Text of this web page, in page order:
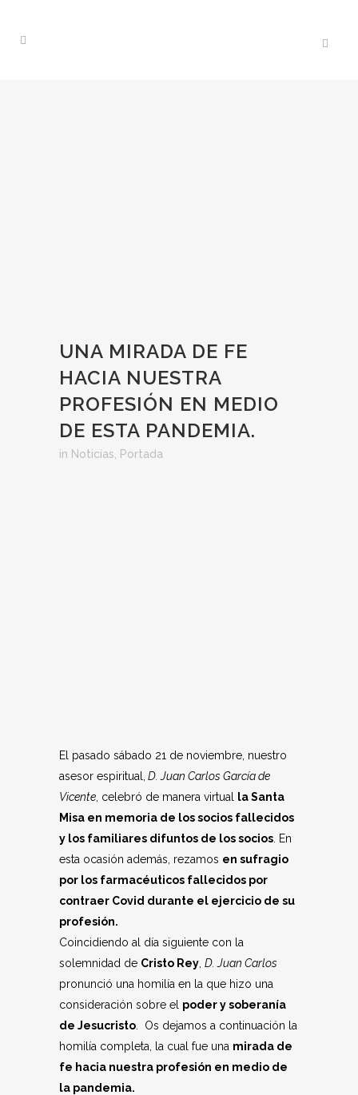
UNA MIRADA DE FE
HACIA NUESTRA
PROFESIÓN EN MEDIO
DE ESTA PANDEMIA.
in Noticias Portada
El pasado sábado 21 de noviembre, nuestro
asesor espiritual,
D. Juan Carlos García de
Vicente , celebró de manera virtual
la Santa
Misa en memoria de los socios fallecidos
y los familiares difuntos de los socios . En
esta ocasión además, rezamos en sufragio
por los farmacéuticos fallecidos por
contraer Covid durante el ejercicio de su
profesión.
Coincidiendo al día siguiente con la
solemnidad de Cristo Rey D. Juan Carlos
pronunció una homilía en la que hizo una
consideración sobre el poder y soberanía
de Jesucristo . Os dejamos a continuación la
homilía completa, la cual fue una mirada de
fe hacia nuestra profesión en medio de
la pandemia.